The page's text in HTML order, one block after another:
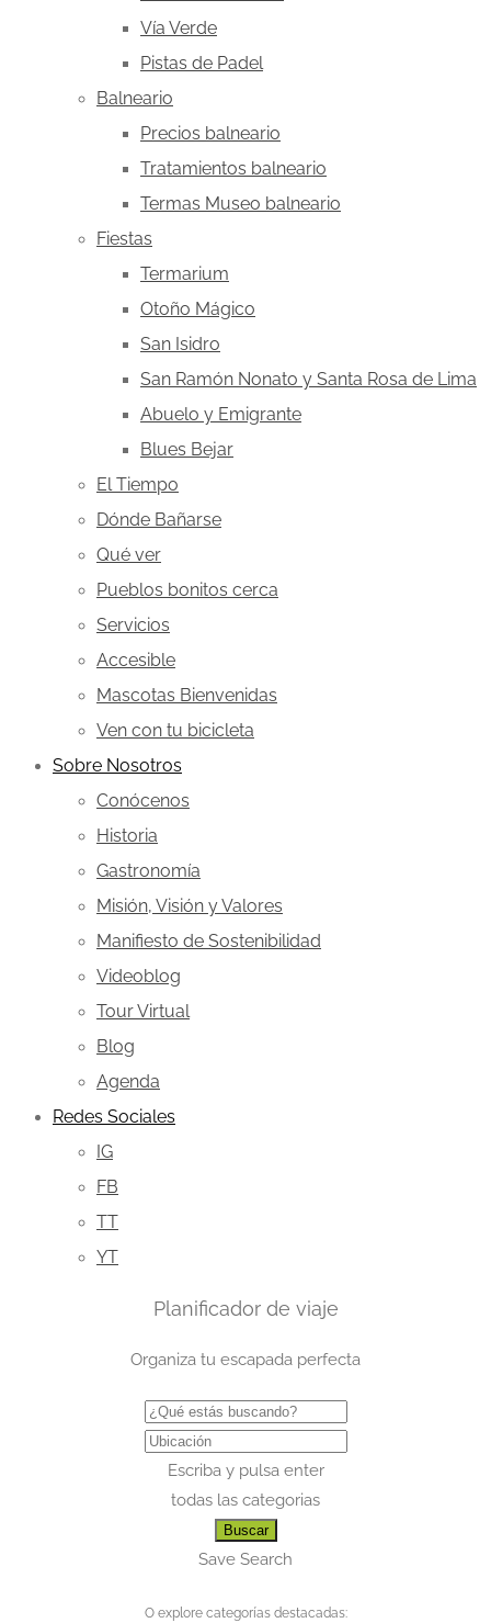
Vía Verde
Pistas de Padel
Balneario
Precios balneario
Tratamientos balneario
Termas Museo balneario
Fiestas
Termarium
Otoño Mágico
San Isidro
San Ramón Nonato y Santa Rosa de Lima
Abuelo y Emigrante
Blues Bejar
El Tiempo
Dónde Bañarse
Qué ver
Pueblos bonitos cerca
Servicios
Accesible
Mascotas Bienvenidas
Ven con tu bicicleta
Sobre Nosotros
Conócenos
Historia
Gastronomía
Misión, Visión y Valores
Manifiesto de Sostenibilidad
Videoblog
Tour Virtual
Blog
Agenda
Redes Sociales
IG
FB
TT
YT
Planificador de viaje
Organiza tu escapada perfecta
Escriba y pulsa enter
todas las categorias
Buscar
Save Search
O explore categorías destacadas: